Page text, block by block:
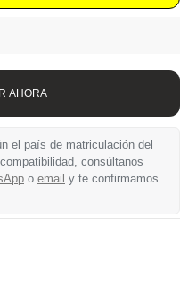
AHORA
el país de matriculación del
consúltanos
o email y te confirmamos